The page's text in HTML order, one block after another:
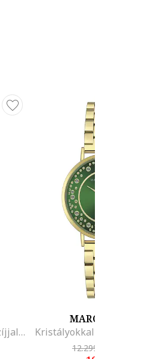
Analóg karóra hálós fémszíjjal, Ezüstszín
MARC MALONE
12.299 Ft